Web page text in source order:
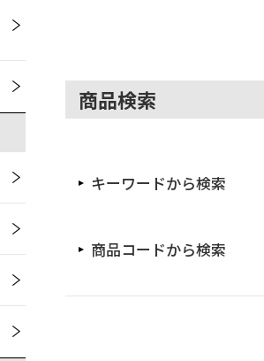
商品検索
キーワードから検索
商品コードから検索